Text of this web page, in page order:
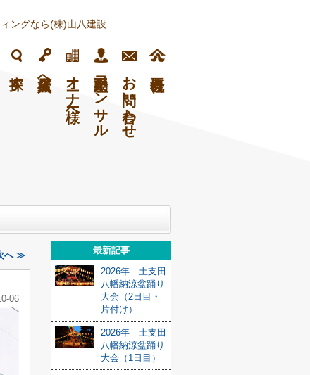
ングなら(株)山八建設
お問い合わせ
不動産コンサル
オーナー様へ
入居者様へ
探す
へ ≫
06
最新記事
2026年 土支田
八幡納涼盆踊り
大会（2日目・
片付け）
2026年 土支田
八幡納涼盆踊り
大会（1日目）